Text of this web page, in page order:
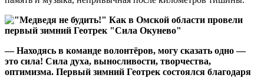
— Находясь в команде волонтёров, могу сказать одно —
это сила! Сила духа, выносливости, творчества,
оптимизма. Первый зимний Геотрек состоялся благодаря